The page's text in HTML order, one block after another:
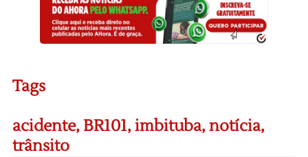
Tags
acidente,BR101,imbituba,notícia,
trânsito